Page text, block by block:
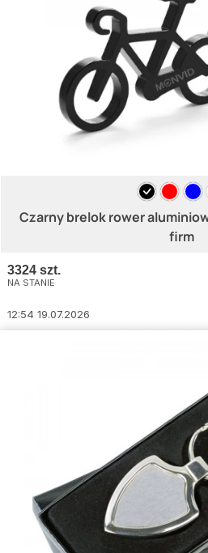
Czarny brelok rower
firm
3324 szt.
NA STANIE
12:54 19.07.2026